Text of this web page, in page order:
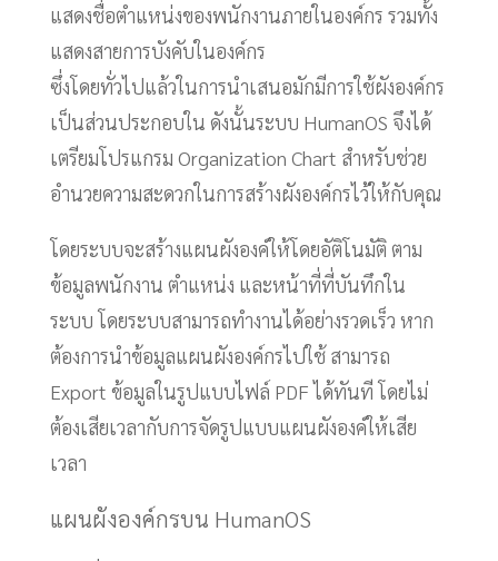
แสดงชื่อตำแหน่งของพนักงานภายในองค์กร รวมทั้ง
แสดงสายการบังคับในองค์กร
ซึ่งโดยทั่วไปแล้วในการนำเสนอมักมีการใช้ผังองค์กร
เป็นส่วนประกอบใน ดังนั้นระบบ HumanOS จึงได้
เตรียมโปรแกรม Organization Chart สำหรับช่วย
อำนวยความสะดวกในการสร้างผังองค์กรไว้ให้กับคุณ
โดยระบบจะสร้างแผนผังองค์ให้โดยอัติโนมัติ ตาม
ข้อมูลพนักงาน ตำแหน่ง และหน้าที่ที่บันทึกใน
ระบบ โดยระบบสามารถทำงานได้อย่างรวดเร็ว หาก
ต้องการนำข้อมูลแผนผังองค์กรไปใช้ สามารถ
Export ข้อมูลในรูปแบบไฟล์ PDF ได้ทันที โดยไม่
ต้องเสียเวลากับการจัดรูปแบบแผนผังองค์ให้เสีย
เวลา
แผนผังองค์กรบน HumanOS